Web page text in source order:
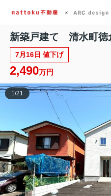
新築戸建て 清水町
7月16日 値下げ
2,490万円
1/21